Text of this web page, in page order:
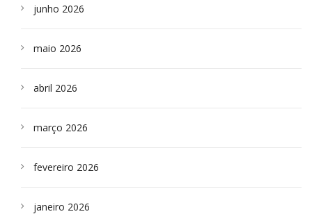
junho 2026
maio 2026
abril 2026
março 2026
fevereiro 2026
janeiro 2026